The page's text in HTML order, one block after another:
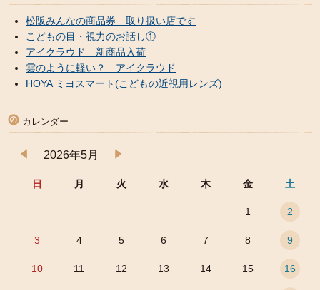
松阪みんなの商品券 取り扱い店です
こどもの目・視力のお話し①
アイクラウド 新商品入荷
雲のように軽い？ アイクラウド
HOYA ミヨスマート(こどもの近視用レンズ)
カレンダー
2026年5月
日 月 火 水 木 金 土
1 2
3 4 5 6 7 8 9
10 11 12 13 14 15 16